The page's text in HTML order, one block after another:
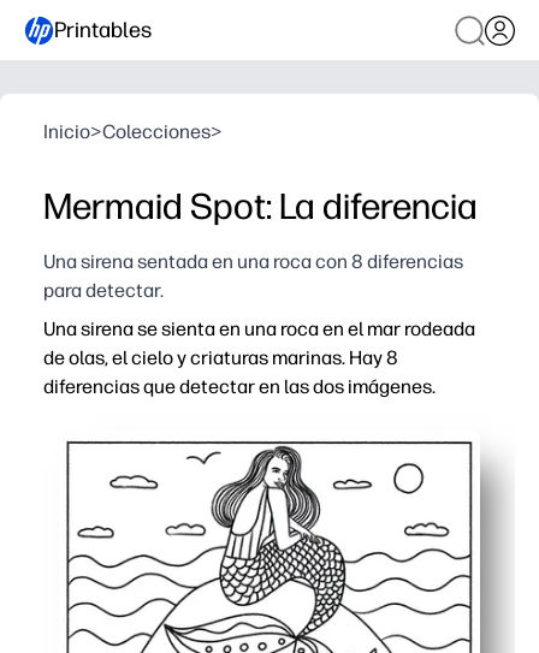
Printables
Inicio>Colecciones>
Mermaid Spot: La diferencia
Una sirena sentada en una roca con 8 diferencias
para detectar.
Una sirena se sienta en una roca en el mar rodeada
de olas, el cielo y criaturas marinas. Hay 8
diferencias que detectar en las dos imágenes.